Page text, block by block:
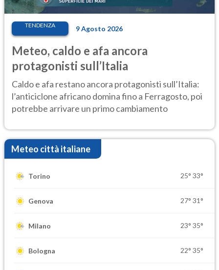
TENDENZA 9 Agosto 2026
Meteo, caldo e afa ancora
protagonisti sull’Italia
Caldo e afa restano ancora protagonisti sull’Italia:
l’anticiclone africano domina fino a Ferragosto, poi
potrebbe arrivare un primo cambiamento
Meteo città italiane
Torino 25° 33°
Genova 27° 31°
Milano 23° 35°
Bologna 22° 35°